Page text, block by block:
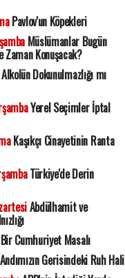
Pavlov'un Köpekleri
Müslümanlar Bugün
Zaman Konuşacak?
Dokunulmazlığı mı
Yerel Seçimler İptal
Kaşıkçı Cinayetinin Ranta
Türkiye'de Derin
Abdülhamit ve
Cumhuriyet Masalı
Gerisindeki Ruh Hali